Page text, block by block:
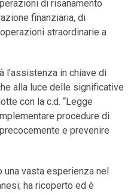
di risanamento
finanziaria, di
straordinarie a
l’assistenza in chiave di
alla luce delle significative
con la c.d. “Legge
procedure di
e prevenire
una vasta esperienza nel
ha ricoperto ed è